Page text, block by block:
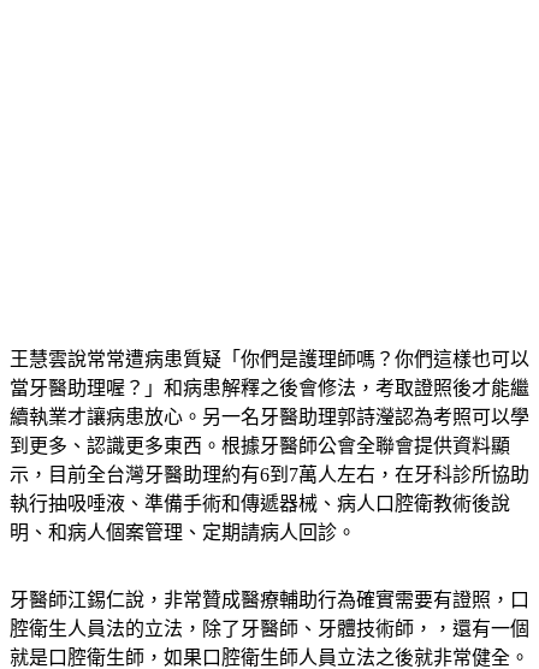
當牙醫助理喔？」和病患解釋之後會修法，考取證照後才能繼
續執業才讓病患放心。另一名牙醫助理郭詩瀅認為考照可以學
到更多、認識更多東西。根據牙醫師公會全聯會提供資料顯
示，目前全台灣牙醫助理約有6到7萬人左右，在牙科診所協助
執行抽吸唾液、準備手術和傳遞器械、病人口腔衛教術後說
明、和病人個案管理、定期請病人回診。
腔衛生人員法的立法，除了牙醫師、牙體技術師，，還有一個
就是口腔衛生師，如果口腔衛生師人員立法之後就非常健全。
牙醫師公會全聯會法制主委王棟源則說通過證照考試之後，一